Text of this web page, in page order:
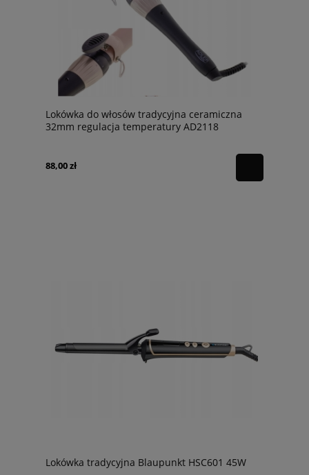
Lokówka do włosów tradycyjna ceramiczna
32mm regulacja temperatury AD2118
88,00 zł
Lokówka tradycyjna Blaupunkt HSC601 45W